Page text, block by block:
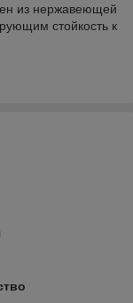
из нержавеющей
стойкость к